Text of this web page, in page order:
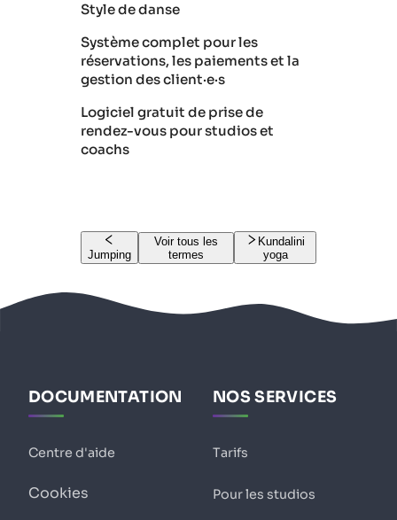
Style de danse
Système complet pour les
réservations, les paiements et la
gestion des client·e·s
Logiciel gratuit de prise de
rendez-vous pour studios et
coachs
Jumping
Voir tous les
termes
Kundalini
yoga
DOCUMENTATION
Centre d'aide
Cookies
NOS SERVICES
Tarifs
Pour les studios